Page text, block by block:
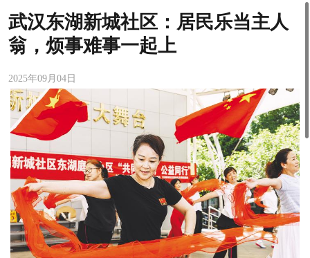
武汉东湖新城社区：居民乐当主人
翁，烦事难事一起上
2025年09月04日